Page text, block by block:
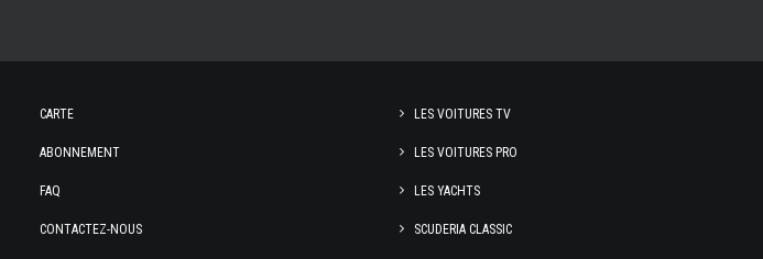
CARTE
ABONNEMENT
FAQ
CONTACTEZ-NOUS
LES VOITURES TV
LES VOITURES PRO
LES YACHTS
SCUDERIA CLASSIC